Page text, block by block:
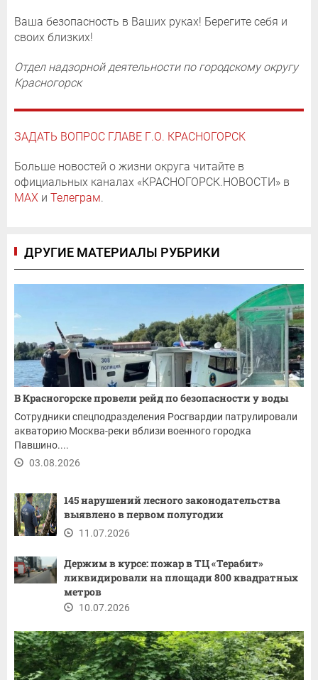
Ваша безопасность в Ваших руках! Берегите себя и
своих близких!
Отдел надзорной деятельности по городскому округу
Красногорск
ЗАДАТЬ ВОПРОС ГЛАВЕ Г.О. КРАСНОГОРСК
Больше новостей о жизни округа читайте в
официальных каналах «КРАСНОГОРСК.НОВОСТИ» в
MAX и Телеграм.
ДРУГИЕ МАТЕРИАЛЫ РУБРИКИ
В Красногорске провели рейд по безопасности у воды
Сотрудники спецподразделения Росгвардии патрулировали
акваторию Москва-реки вблизи военного городка
Павшино....
03.08.2026
145 нарушений лесного законодательства
выявлено в первом полугодии
11.07.2026
Держим в курсе: пожар в ТЦ «Терабит»
ликвидировали на площади 800 квадратных
метров
10.07.2026